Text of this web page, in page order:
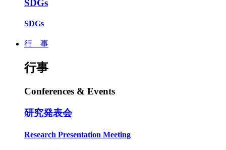
SDGs
SDGs
行 事
行事
Conferences & Events
研究発表会
Research Presentation Meeting